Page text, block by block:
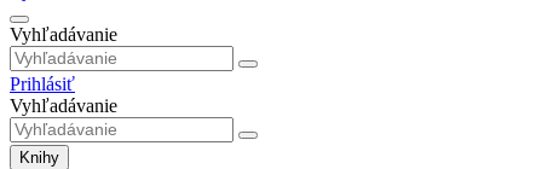
Vyhľadávanie
Prihlásiť
Vyhľadávanie
Knihy